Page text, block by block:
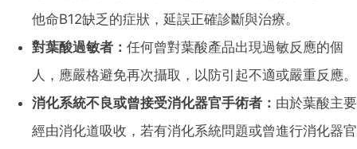
他命B12缺乏的症狀，延誤正確診斷與治療。
對葉酸過敏者： 任何曾對葉酸產品出現過敏反應的個
人，應嚴格避免再次攝取，以防引起不適或嚴重反應。
消化系統不良或曾接受消化器官手術者： 由於葉酸主要
經由消化道吸收，若有消化系統問題或曾進行消化器官